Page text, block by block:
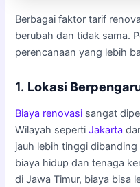
Berbagai faktor tarif
berubah dan tidak sama.
perencanaan yang lebih
1. Lokasi
Biaya renovasi sangat
Wilayah sepertiJakarta
jauh lebih tinggi
biaya hidup dan tenaga
di Jawa Timur, biaya bisa